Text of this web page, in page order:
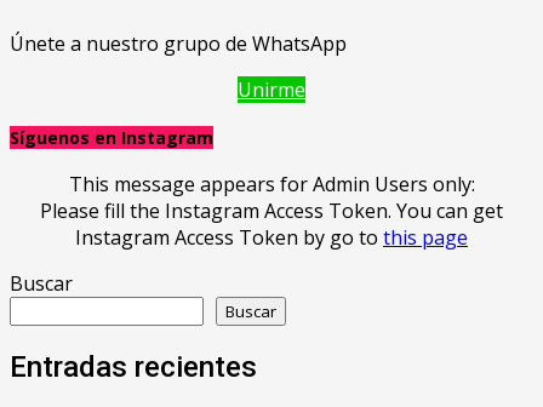
Únete a nuestro grupo de WhatsApp
Unirme
Síguenos en Instagram
This message appears for Admin Users only:
Please fill the Instagram Access Token. You can get
Instagram Access Token by go to this page
Buscar
Buscar
Entradas recientes